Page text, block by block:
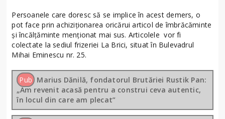
Persoanele care doresc să se implice în acest demers, o
pot face prin achiziționarea oricărui articol de îmbrăcăminte
și încălțăminte menționat mai sus. Articolele vor fi
colectate la sediul frizeriei La Brici, situat în Bulevadrul
Mihai Eminescu nr. 25.
Pub Marius Dănilă, fondatorul Brutăriei Rustik Pan:
„Am revenit acasă pentru a construi ceva autentic,
în locul din care am plecat”